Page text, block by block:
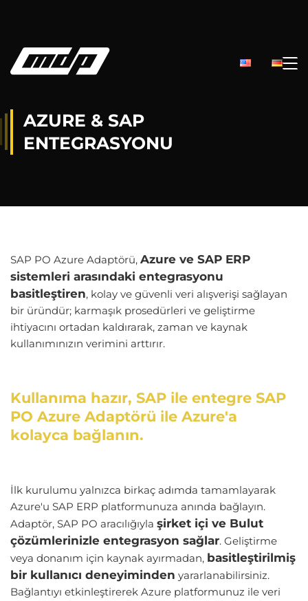
AZURE & SAP
ENTEGRASYONU
SAP PO Azure Adaptörü, Azure ve SAP ERP
sistemleri arasındaki entegrasyonu
basitleştiren, kolay ve güvenli veri alışverişi sağlayan
bir üründür; karmaşık prosedürleri ve geliştirme
ihtiyacını ortadan kaldırarak, zaman ve kaynak
kullanımınızın verimini arttırır.
Kullanıma hazır, SAP ile entegre SAP
PO Azure Adaptörü ile Azure'a
kolayca bağlanın.
İlk kurulumu yalnızca birkaç adımda tamamlayarak
Azure'u SAP ERP platformunuza anında bağlayın.
Adaptör, SAP PO aracılığıyla şirket içi ve Bulut
çözümlerinizle entegrasyon sağlar. Geliştirme
veya donanım için kaynak ayırmadan, basitleştirilmiş
bir kullanıcı deneyiminden yararlanabilirsiniz.
Bağlantıyı etkinleştirerek Azure platformunuz ile veri